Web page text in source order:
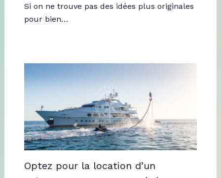
Si on ne trouve pas des idées plus originales
pour bien…
Optez pour la location d’un